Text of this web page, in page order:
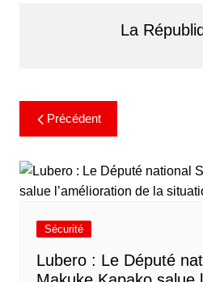
La
Précédent
Sécurité
Lubero : Le Député